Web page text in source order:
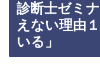
診断士ゼミ
えない理由
いる」